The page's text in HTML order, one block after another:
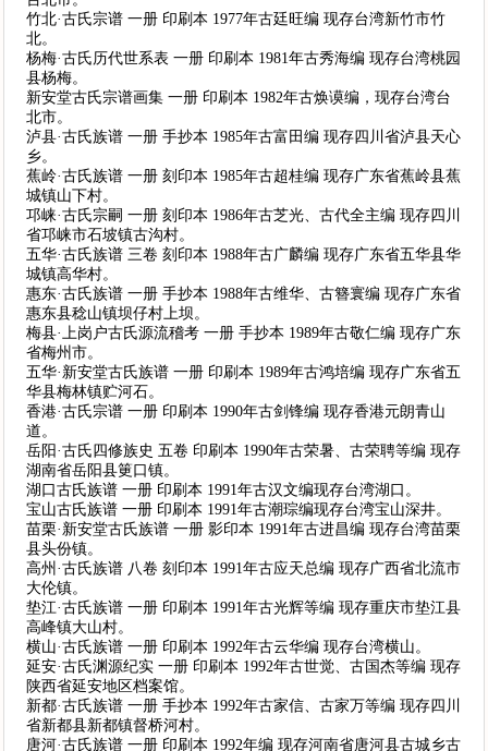
竹北·古氏宗谱 一册 印刷本 1977年古廷旺编 现存台湾新竹市竹
北。
杨梅·古氏历代世系表 一册 印刷本 1981年古秀海编 现存台湾桃园
县杨梅。
新安堂古氏宗谱画集 一册 印刷本 1982年古焕谟编，现存台湾台
北市。
泸县·古氏族谱 一册 手抄本 1985年古富田编 现存四川省泸县天心
乡。
蕉岭·古氏族谱 一册 刻印本 1985年古超桂编 现存广东省蕉岭县蕉
城镇山下村。
邛崃·古氏宗嗣 一册 刻印本 1986年古芝光、古代全主编 现存四川
省邛崃市石坡镇古沟村。
五华·古氏族谱 三卷 刻印本 1988年古广麟编 现存广东省五华县华
城镇高华村。
惠东·古氏族谱 一册 手抄本 1988年古维华、古簪寰编 现存广东省
惠东县稔山镇坝仔村上坝。
梅县·上岗户古氏源流稽考 一册 手抄本 1989年古敬仁编 现存广东
省梅州市。
五华·新安堂古氏族谱 一册 印刷本 1989年古鸿培编 现存广东省五
华县梅林镇贮河石。
香港·古氏宗谱 一册 印刷本 1990年古剑锋编 现存香港元朗青山
道。
岳阳·古氏四修族史 五卷 印刷本 1990年古荣暑、古荣聘等编 现存
湖南省岳阳县筻口镇。
湖口古氏族谱 一册 印刷本 1991年古汉文编现存台湾湖口。
宝山古氏族谱 一册 印刷本 1991年古潮琮编现存台湾宝山深井。
苗栗·新安堂古氏族谱 一册 影印本 1991年古进昌编 现存台湾苗栗
县头份镇。
高州·古氏族谱 八卷 刻印本 1991年古应天总编 现存广西省北流市
大伦镇。
垫江·古氏族谱 一册 印刷本 1991年古光辉等编 现存重庆市垫江县
高峰镇大山村。
横山·古氏族谱 一册 印刷本 1992年古云华编 现存台湾横山。
延安·古氏渊源纪实 一册 印刷本 1992年古世觉、古国杰等编 现存
陕西省延安地区档案馆。
新都·古氏族谱 一册 手抄本 1992年古家信、古家万等编 现存四川
省新都县新都镇督桥河村。
唐河·古氏族谱 一册 印刷本 1992年编 现存河南省唐河县古城乡古